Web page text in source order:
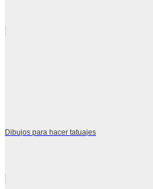
Dibujos para hacer tatuajes